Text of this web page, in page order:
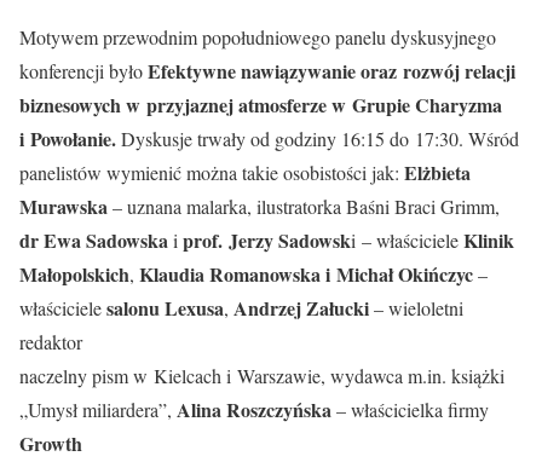
Motywem przewodnim popołudniowego panelu dyskusyjnego
konferencji byłoEfektywne nawiązywanie oraz rozwój relacji
biznesowych w przyjaznej atmosferze w Grupie Charyzma
i Powołanie.Dyskusje trwały od godziny 16:15 do 17:30. Wśród
panelistów wymienić można takie osobistości jak: Elżbieta
Murawska– uznana malarka, ilustratorka Baśni Braci Grimm,
dr Ewa Sadowskaiprof. Jerzy Sadowski – właścicieleKlinik
Małopolskich, Klaudia Romanowska i Michał Okińczyc–
właścicielesalonu Lexusa, Andrzej Załucki– wieloletni
redaktor
naczelny pism w Kielcach i Warszawie, wydawca m.in. książki
„Umysł miliardera”, Alina Roszczyńska– właścicielka firmy
Growth